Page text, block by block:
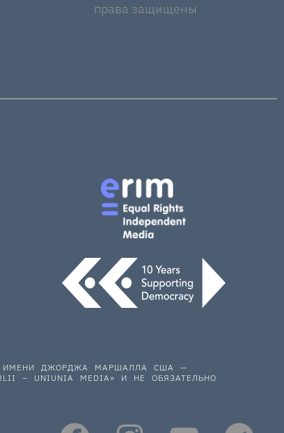
права защищены
ИМЕНИ ДЖОРДЖА МАРШАЛЛА США —
– UNIUNIA MEDIA» И НЕ ОБЯЗАТЕЛЬНО